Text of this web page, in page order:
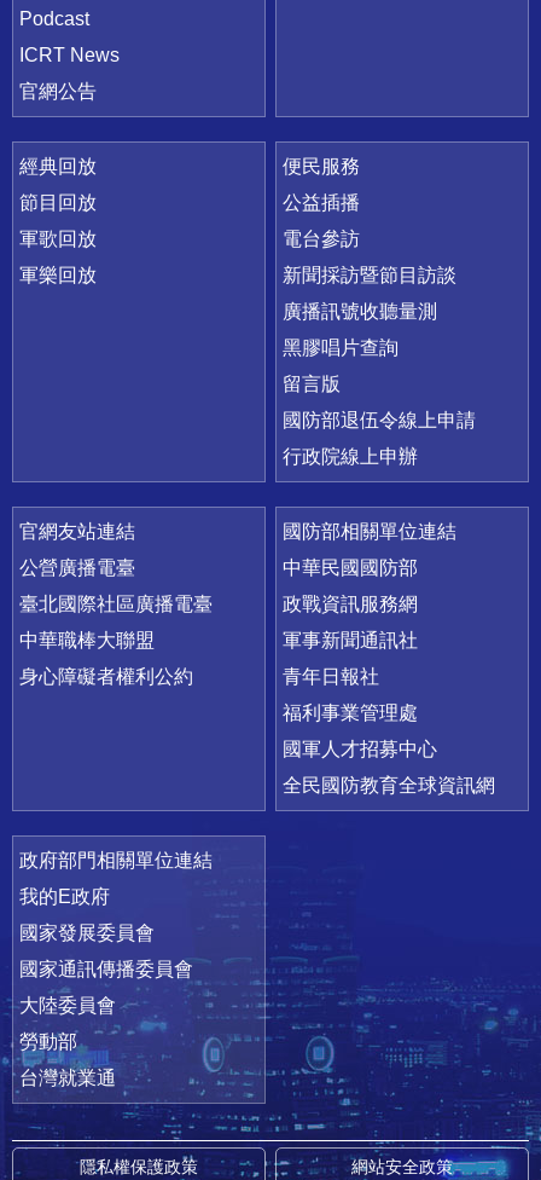
Podcast
ICRT News
官網公告
經典回放
節目回放
軍歌回放
軍樂回放
便民服務
公益插播
電台參訪
新聞採訪暨節目訪談
廣播訊號收聽量測
黑膠唱片查詢
留言版
國防部退伍令線上申請
行政院線上申辦
官網友站連結
公營廣播電臺
臺北國際社區廣播電臺
中華職棒大聯盟
身心障礙者權利公約
國防部相關單位連結
中華民國國防部
政戰資訊服務網
軍事新聞通訊社
青年日報社
福利事業管理處
國軍人才招募中心
全民國防教育全球資訊網
政府部門相關單位連結
我的E政府
國家發展委員會
國家通訊傳播委員會
大陸委員會
勞動部
台灣就業通
隱私權保護政策 網站安全政策